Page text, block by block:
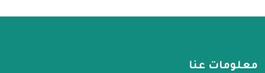
معلومات عنا